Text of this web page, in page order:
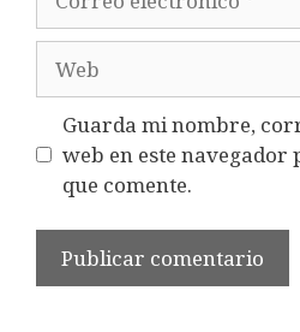
electrónico
Guarda mi nombre,
web en este
que comente.